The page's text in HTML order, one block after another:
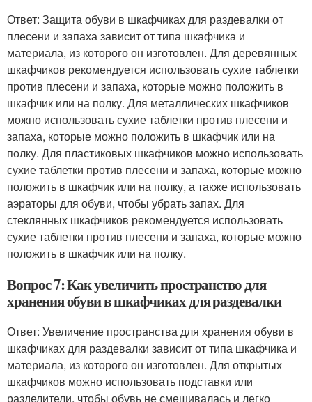
Ответ: Защита обуви в шкафчиках для раздевалки от
плесени и запаха зависит от типа шкафчика и
материала, из которого он изготовлен. Для деревянных
шкафчиков рекомендуется использовать сухие таблетки
против плесени и запаха, которые можно положить в
шкафчик или на полку. Для металлических шкафчиков
можно использовать сухие таблетки против плесени и
запаха, которые можно положить в шкафчик или на
полку. Для пластиковых шкафчиков можно использовать
сухие таблетки против плесени и запаха, которые можно
положить в шкафчик или на полку, а также использовать
аэраторы для обуви, чтобы убрать запах. Для
стеклянных шкафчиков рекомендуется использовать
сухие таблетки против плесени и запаха, которые можно
положить в шкафчик или на полку.
Вопрос 7: Как увеличить пространство для
хранения обуви в шкафчиках для раздевалки
Ответ: Увеличение пространства для хранения обуви в
шкафчиках для раздевалки зависит от типа шкафчика и
материала, из которого он изготовлен. Для открытых
шкафчиков можно использовать подставки или
разделители, чтобы обувь не смешивалась и легко